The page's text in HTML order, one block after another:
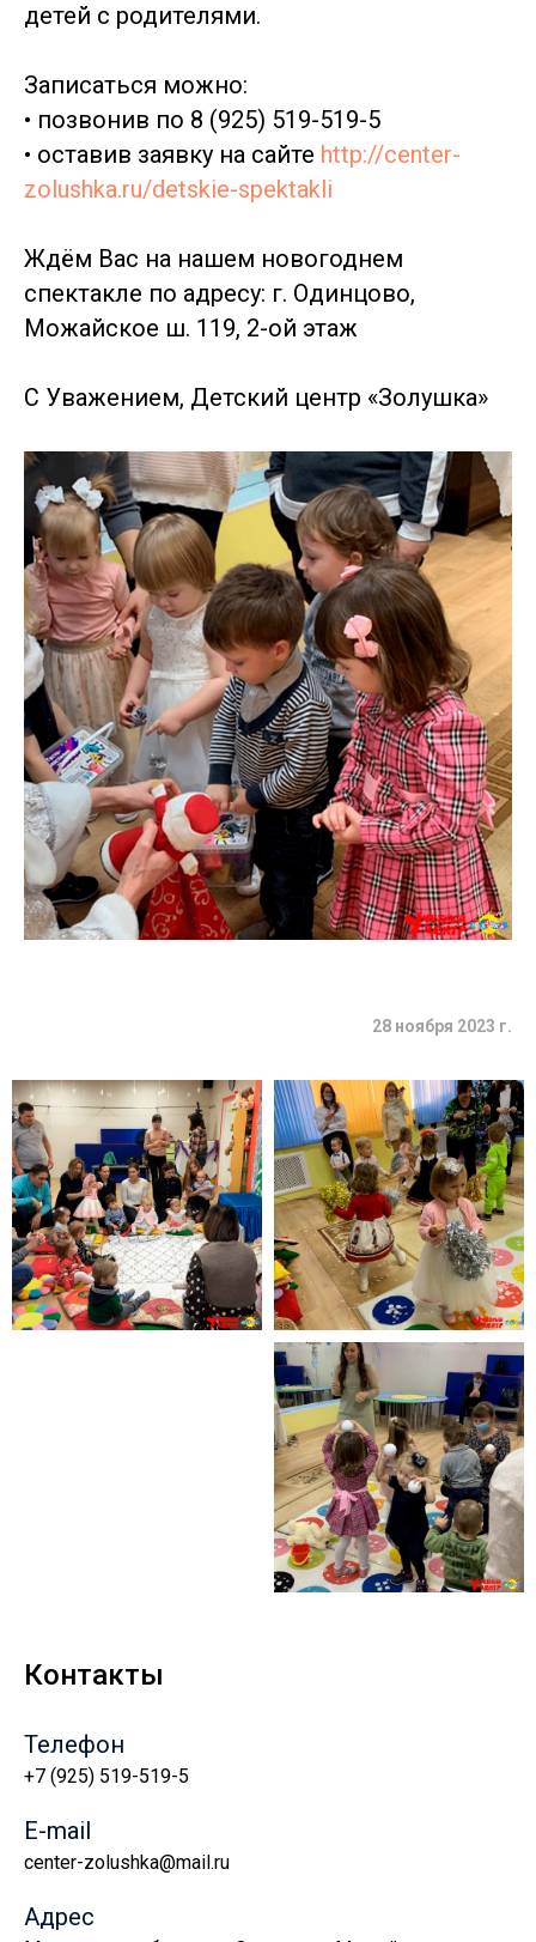
детей с родителями.
Записаться можно:
• позвонив по 8 (925) 519-519-5
• оставив заявку на сайте http://center-
zolushka.ru/detskie-spektakli
Ждём Вас на нашем новогоднем
спектакле по адресу: г. Одинцово,
Можайское ш. 119, 2-ой этаж
С Уважением, Детский центр «Золушка»
28 ноября 2023 г.
Контакты
Телефон
+7 (925) 519-519-5
E-mail
center-zolushka@mail.ru
Адрес